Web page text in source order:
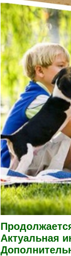
Актуальная